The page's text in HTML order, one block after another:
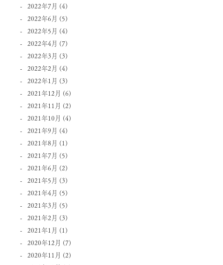
2022年7月 (4)
2022年6月 (5)
2022年5月 (4)
2022年4月 (7)
2022年3月 (3)
2022年2月 (4)
2022年1月 (3)
2021年12月 (6)
2021年11月 (2)
2021年10月 (4)
2021年9月 (4)
2021年8月 (1)
2021年7月 (5)
2021年6月 (2)
2021年5月 (3)
2021年4月 (5)
2021年3月 (5)
2021年2月 (3)
2021年1月 (1)
2020年12月 (7)
2020年11月 (2)